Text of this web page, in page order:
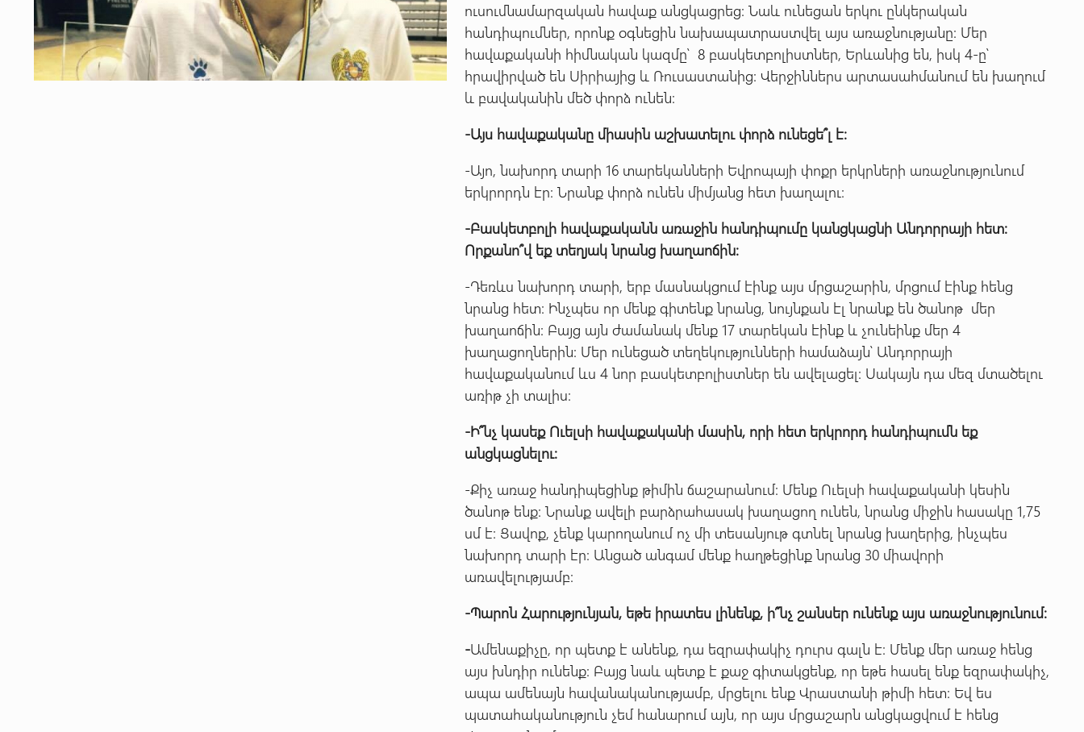
ուսումնամարզական հավաք անցկացրեց: Նաև ունեցան երկու ընկերական
հանդիպումներ, որոնք օգնեցին նախապատրաստվել այս առաջնությանը: Մեր
հավաքականի հիմնական կազմը՝ 8 բասկետբոլիստներ, Երևանից են, իսկ 4-ը՝
հրավիրված են Սիրիայից և Ռուսաստանից: Վերջիններս արտասահմանում են խաղում
և բավականին մեծ փորձ ունեն:
-Այս հավաքականը միասին աշխատելու փորձ ունեցե՞լ է:
-Այո, նախորդ տարի 16 տարեկանների Եվրոպայի փոքր երկրների առաջնությունում
երկրորդն էր: Նրանք փորձ ունեն միմյանց հետ խաղալու:
-Բասկետբոլի հավաքականն առաջին հանդիպումը կանցկացնի Անդորրայի հետ:
Որքանո՞վ եք տեղյակ նրանց խաղաոճին:
-Դեռևս նախորդ տարի, երբ մասնակցում էինք այս մրցաշարին, մրցում էինք հենց
նրանց հետ: Ինչպես որ մենք գիտենք նրանց, նույնքան էլ նրանք են ծանոթ մեր
խաղաոճին: Բայց այն ժամանակ մենք 17 տարեկան էինք և չունեինք մեր 4
խաղացողներին: Մեր ունեցած տեղեկությունների համաձայն՝ Անդորրայի
հավաքականում ևս 4 նոր բասկետբոլիստներ են ավելացել: Սակայն դա մեզ մտածելու
առիթ չի տալիս:
-Ի՞նչ կասեք Ուելսի հավաքականի մասին, որի հետ երկրորդ հանդիպումն եք
անցկացնելու:
-Քիչ առաջ հանդիպեցինք թիմին ճաշարանում: Մենք Ուելսի հավաքականի կեսին
ծանոթ ենք: Նրանք ավելի բարձրահասակ խաղացող ունեն, նրանց միջին հասակը 1,75
սմ է: Ցավոք, չենք կարողանում ոչ մի տեսանյութ գտնել նրանց խաղերից, ինչպես
նախորդ տարի էր: Անցած անգամ մենք հաղթեցինք նրանց 30 միավորի
առավելությամբ:
-Պարոն Հարությունյան, եթե իրատես լինենք, ի՞նչ շանսեր ունենք այս առաջնությունում:
-Ամենաքիչը, որ պետք է անենք, դա եզրափակիչ դուրս գալն է: Մենք մեր առաջ հենց
այս խնդիր ունենք: Բայց նաև պետք է քաջ գիտակցենք, որ եթե հասել ենք եզրափակիչ,
ապա ամենայն հավանականությամբ, մրցելու ենք Վրաստանի թիմի հետ: Եվ ես
պատահականություն չեմ հանարում այն, որ այս մրցաշարն անցկացվում է հենց